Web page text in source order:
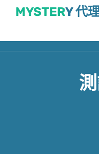
MYSTERY 代